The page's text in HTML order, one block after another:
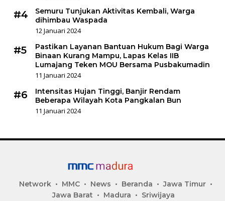
#4
Semuru Tunjukan Aktivitas Kembali, Warga
dihimbau Waspada
12 Januari 2024
#5
Pastikan Layanan Bantuan Hukum Bagi Warga
Binaan Kurang Mampu, Lapas Kelas IIB
Lumajang Teken MOU Bersama Pusbakumadin
11 Januari 2024
#6
Intensitas Hujan Tinggi, Banjir Rendam
Beberapa Wilayah Kota Pangkalan Bun
11 Januari 2024
Network MMC News Beranda
Jawa Timur
Jawa Barat
Madura Sriwijaya